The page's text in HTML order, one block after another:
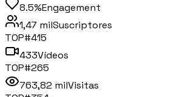
8.5%Engagement
1,47 milSuscriptores
TOP#415
433Vídeos
TOP#265
763,82 milVisitas